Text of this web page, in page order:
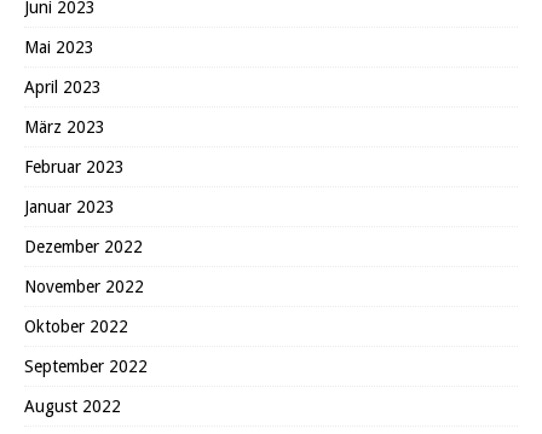
Juni 2023
Mai 2023
April 2023
März 2023
Februar 2023
Januar 2023
Dezember 2022
November 2022
Oktober 2022
September 2022
August 2022